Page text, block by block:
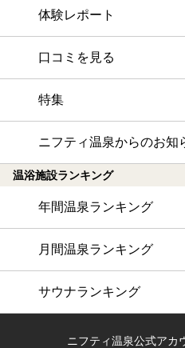
体験レポート
口コミを見る
特集
ニフティ温泉からのお知
温浴施設ランキング
年間温泉ランキング
月間温泉ランキング
サウナランキング
ニフティ温泉公式アカ